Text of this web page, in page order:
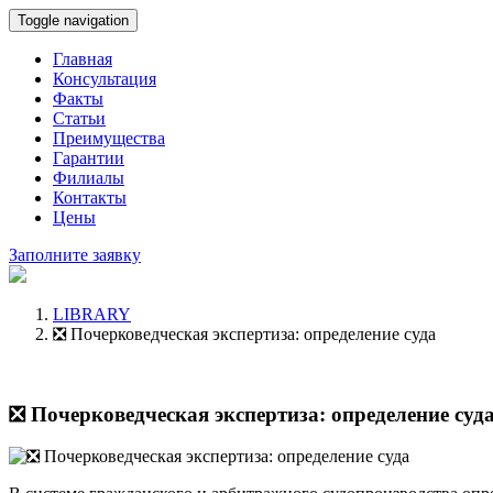
Toggle navigation
Главная
Консультация
Факты
Статьи
Преимущества
Гарантии
Филиалы
Контакты
Цены
Заполните заявку
LIBRARY
❎ Почерковедческая экспертиза: определение суда
❎ Почерковедческая экспертиза: определение